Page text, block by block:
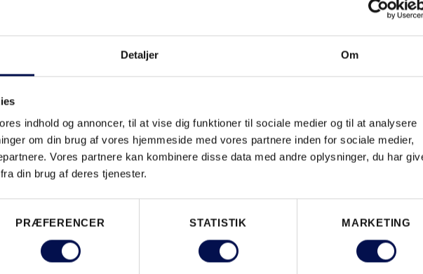
Detaljer Om
indhold og annoncer, til at vise dig funktioner til sociale medier og til at analysere
om din brug af vores hjemmeside med vores partnere inden for sociale medier,
Vores partnere kan kombinere disse data med andre oplysninger, du har
din brug af deres tjenester.
PRÆFERENCER STATISTIK MARKETING
Kan I anbefale en dygtig tømrer til montering af nye døre?
Låsen vender forkert. Hvad gør jeg?
En af vores indvendige døre har sat sig fast eller blevet